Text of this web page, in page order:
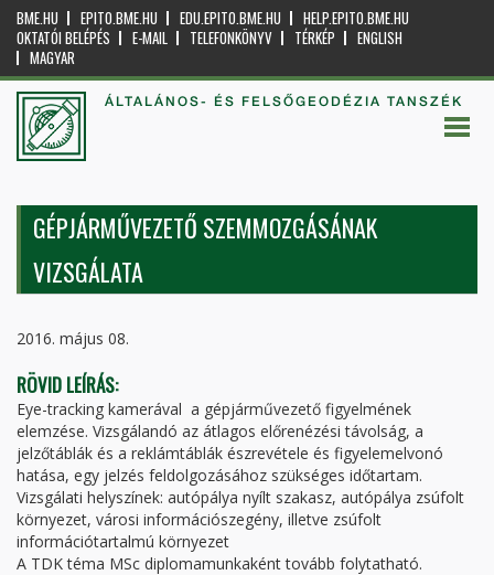
BME.HU EPITO.BME.HU EDU.EPITO.BME.HU
HELP.EPITO.BME.HU
OKTATÓI BELÉPÉS
E-MAIL TELEFONKÖNYV TÉRKÉP
ENGLISH
MAGYAR
ÁLTALÁNOS- ÉS FELSŐGEODÉZIA TANSZÉK
GÉPJÁRMŰVEZETŐ SZEMMOZGÁSÁNAK
VIZSGÁLATA
2016. május 08.
RÖVID LEÍRÁS:
Eye-tracking kamerával a gépjárművezető figyelmének
elemzése. Vizsgálandó az átlagos előrenézési távolság, a
jelzőtáblák és a reklámtáblák észrevétele és figyelemelvonó
hatása, egy jelzés feldolgozásához szükséges időtartam.
Vizsgálati helyszínek: autópálya nyílt szakasz, autópálya zsúfolt
környezet, városi információszegény, illetve zsúfolt
információtartalmú környezet
A TDK téma MSc diplomamunkaként tovább folytatható.